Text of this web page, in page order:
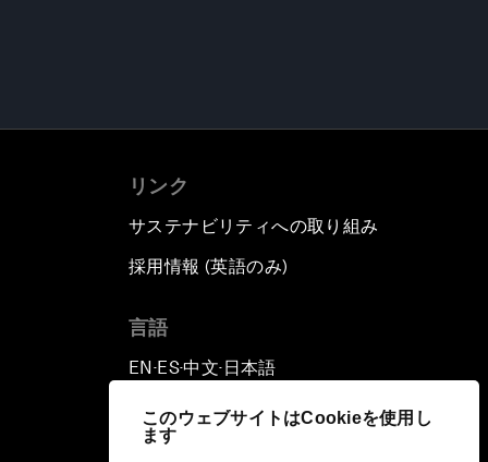
このウェブサイトはCookieを使用し
ます
リンク
サステナビリティへの取り組み
採用情報 (英語のみ)
言語
EN ▪ES▪中文▪ 日本語